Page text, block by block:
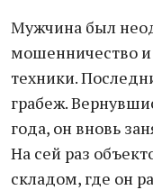
Мужчина был
мошенничество
техники.
грабеж.
года, он вновь
На сей раз
складом, где он